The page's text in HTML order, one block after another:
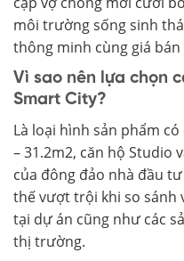
môi trường sống sinh
thông minh cùng giá bán
Vì sao nên lựa chọn
Smart City?
Là loại hình sản phẩm
– 31.2m2, căn hộ Studio
của đông đảo nhà đầu
thế vượt trội khi so sánh
tại dự án cũng như các
thị trường.